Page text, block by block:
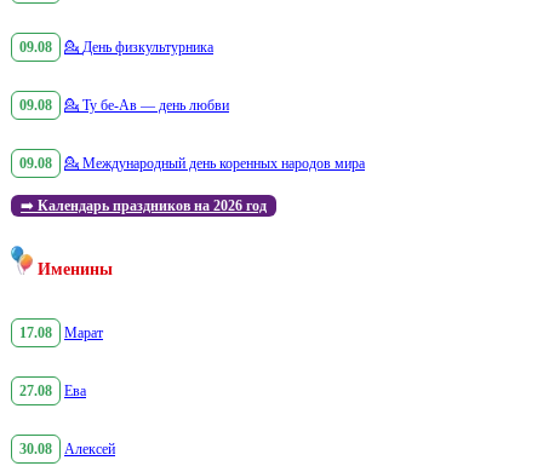
09.08 💁 День физкультурника
09.08 💁 Ту бе-Ав — день любви
09.08 💁 Международный день коренных народов мира
➡️ Календарь праздников на 2026 год
Именины
17.08 Марат
27.08 Ева
30.08 Алексей